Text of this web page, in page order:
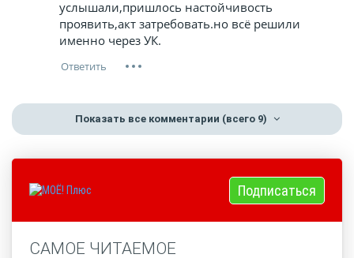
услышали,пришлось настойчивость
проявить,акт затребовать.но всё решили
именно через УК.
Показать все комментарии (всего 9)
Подписаться
САМОЕ ЧИТАЕМОЕ